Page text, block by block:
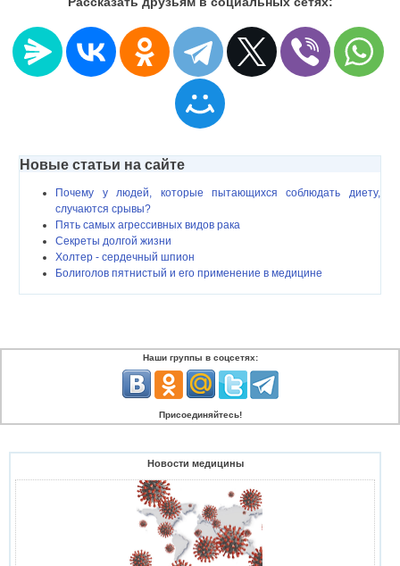
Новые статьи на сайте
Почему у людей, которые пытающихся соблюдать диету,
случаются срывы?
Пять самых агрессивных видов рака
Секреты долгой жизни
Холтер - сердечный шпион
Болиголов пятнистый и его применение в медицине
Наши группы в соцсетях:
Присоединяйтесь!
Новости медицины